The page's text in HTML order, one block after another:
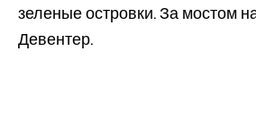
зеленые островки. За мостом
Девентер.